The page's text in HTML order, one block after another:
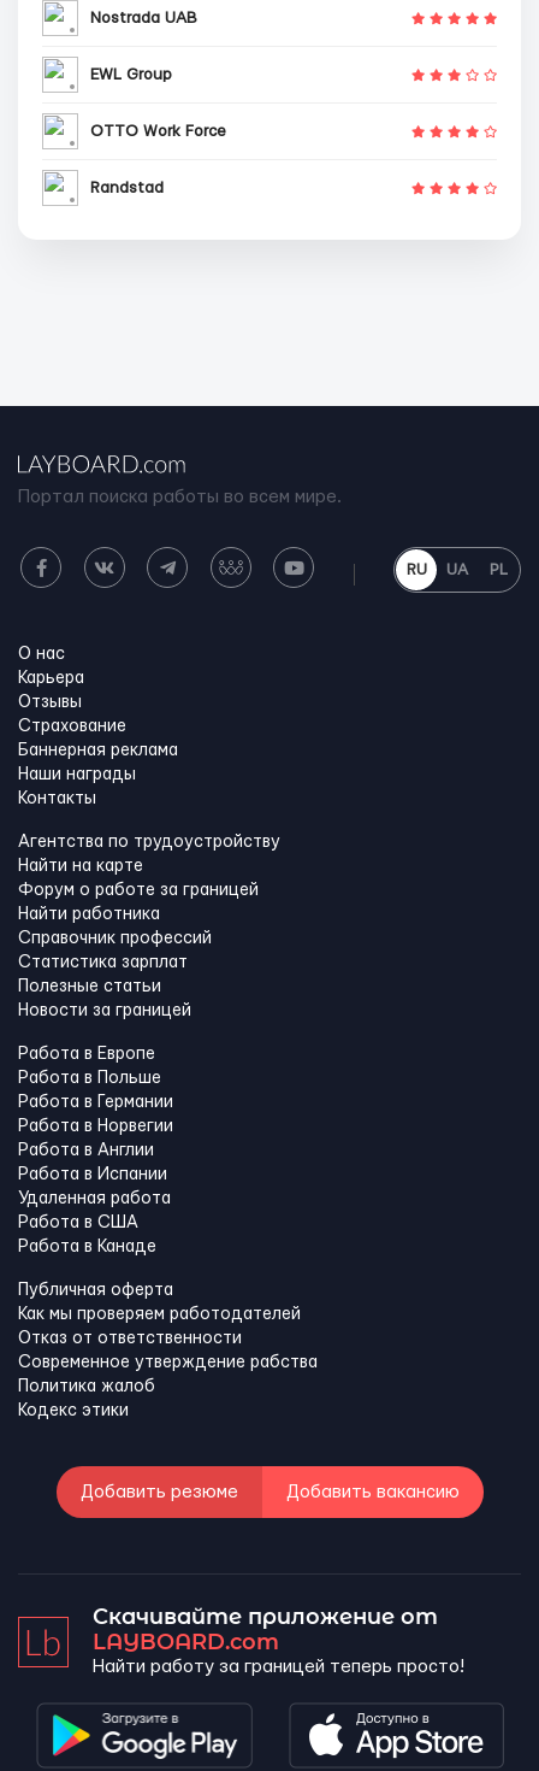
Nostrada UAB
EWL Group
OTTO Work Force
Randstad
Портал поиска работы во всем мире.
RU UA PL
О нас
Карьера
Отзывы
Страхование
Баннерная реклама
Наши награды
Контакты
Агентства по трудоустройству
Найти на карте
Форум о работе за границей
Найти работника
Справочник профессий
Статистика зарплат
Полезные статьи
Новости за границей
Работа в Европе
Работа в Польше
Работа в Германии
Работа в Норвегии
Работа в Англии
Работа в Испании
Удаленная работа
Работа в США
Работа в Канадe
Публичная оферта
Как мы проверяем работодателей
Отказ от ответственности
Современное утверждение рабства
Политика жалоб
Кодекс этики
Добавить резюме Добавить вакансию
Скачивайте приложение от
LAYBOARD.com
Найти работу за границей теперь просто!